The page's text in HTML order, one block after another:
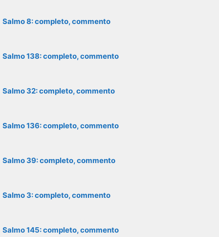
Salmo 8: completo, commento
Salmo 138: completo, commento
Salmo 32: completo, commento
Salmo 136: completo, commento
Salmo 39: completo, commento
Salmo 3: completo, commento
Salmo 145: completo, commento